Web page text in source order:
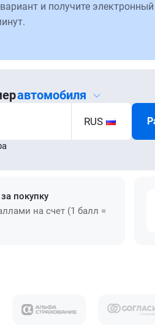
и получите электронный
автомобиля
RUS
покупку
на счет (1 балл =